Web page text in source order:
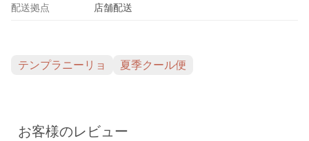
配送拠点 店舗配送
テンプラニーリョ 夏季クール便
お客様のレビュー